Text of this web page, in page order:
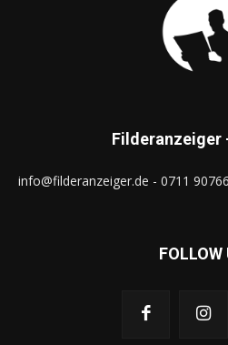
Filderanzeiger
info@filderanzeiger.de - 0711
FOLLOW